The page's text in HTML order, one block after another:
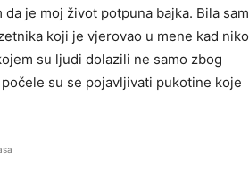
je moj život potpuna bajka. Bila sam
koji je vjerovao u mene kad niko
su ljudi dolazili ne samo zbog
su se pojavljivati pukotine koje